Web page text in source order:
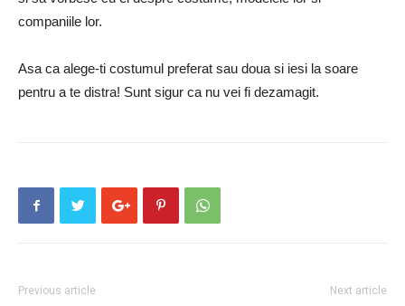
companiile lor.
Asa ca alege-ti costumul preferat sau doua si iesi la soare
pentru a te distra! Sunt sigur ca nu vei fi dezamagit.
Previous article Next article